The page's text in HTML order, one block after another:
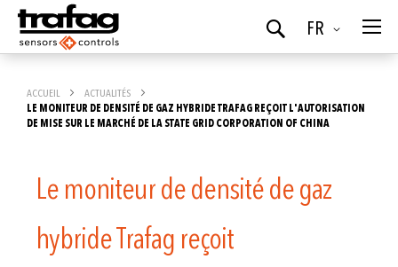
Langue
FR
Chercher
ACCUEIL
ACTUALITÉS
LE MONITEUR DE DENSITÉ DE GAZ HYBRIDE TRAFAG REÇOIT L'AUTORISATION
DE MISE SUR LE MARCHÉ DE LA STATE GRID CORPORATION OF CHINA
Le moniteur de densité de gaz
hybride Trafag reçoit